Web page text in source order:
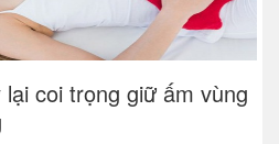
coi trọng giữ ấm vùng